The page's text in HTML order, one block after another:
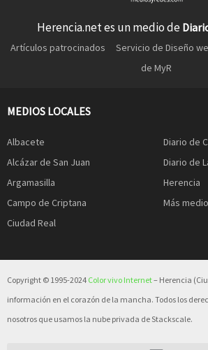
Herencia.net es un medio de
Artículos patrocinados Servicio de Diseño
de MyR
MEDIOS LOCALES
Albacete
Alcázar de San Juan
Argamasilla
Campo de Criptana
Ciudad Real
Diario de
Diario de
Herencia
Más
Copyright © 1995-2024 Color vivo Internet– Herencia
información en el corazón de la mancha. Todos los
nosotros que usamos la nube privada de Stackscale.